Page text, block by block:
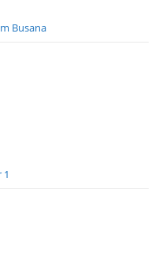
Busana
1